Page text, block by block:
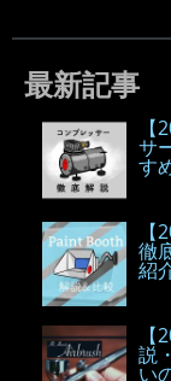
最新記事
サ
す
徹
紹
説
い